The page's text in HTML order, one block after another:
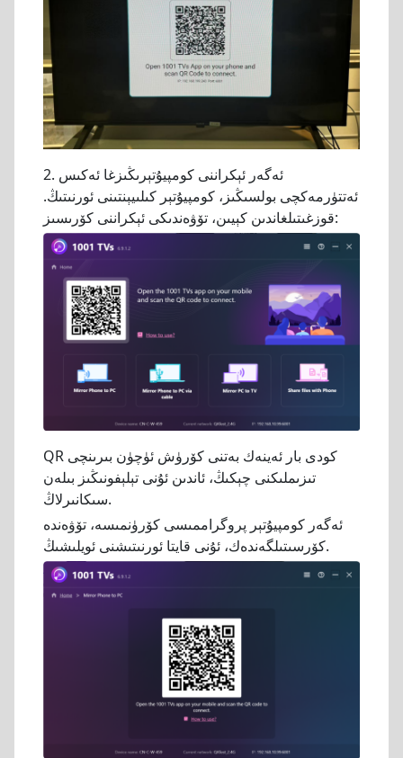
2. ئەگەر ئېكراننى كومپيۇتېرىڭىزغا ئەكىس
ئەتتۈرمەكچى بولسىڭىز، كومپيۇتېر كىلىيېنتىنى ئورنىتىڭ.
قوزغىتىلغاندىن كېيىن، تۆۋەندىكى ئېكراننى كۆرىسىز:
QR كودى بار ئەينەك بەتنى كۆرۈش ئۈچۈن بىرىنچى
تىزىملىكنى چېكىڭ، ئاندىن ئۇنى تېلېفونىڭىز بىلەن
سىكانىرلاڭ.
ئەگەر كومپيۇتېر پروگراممىسى كۆرۈنمىسە، تۆۋەندە
كۆرسىتىلگەندەك، ئۇنى قايتا ئورنىتىشنى ئويلىشىڭ.